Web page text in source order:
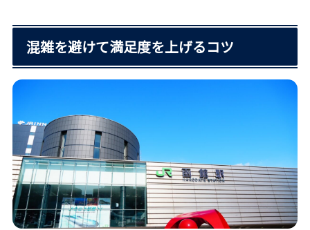
混雑を避けて満足度を上げるコツ